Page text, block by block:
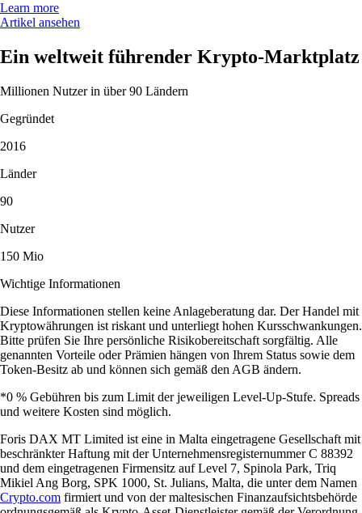
Learn more
Artikel ansehen
Ein weltweit führender Krypto-Marktplatz
Millionen Nutzer in über 90 Ländern
Gegründet
2016
Länder
90
Nutzer
150 Mio
Wichtige Informationen
Diese Informationen stellen keine Anlageberatung dar. Der Handel mit
Kryptowährungen ist riskant und unterliegt hohen Kursschwankungen.
Bitte prüfen Sie Ihre persönliche Risikobereitschaft sorgfältig. Alle
genannten Vorteile oder Prämien hängen von Ihrem Status sowie dem
Token-Besitz ab und können sich gemäß den AGB ändern.
*0 % Gebühren bis zum Limit der jeweiligen Level-Up-Stufe. Spreads
und weitere Kosten sind möglich.
Foris DAX MT Limited ist eine in Malta eingetragene Gesellschaft mit
beschränkter Haftung mit der Unternehmensregisternummer C 88392
und dem eingetragenen Firmensitz auf Level 7, Spinola Park, Triq
Mikiel Ang Borg, SPK 1000, St. Julians, Malta, die unter dem Namen
Crypto.com firmiert und von der maltesischen Finanzaufsichtsbehörde